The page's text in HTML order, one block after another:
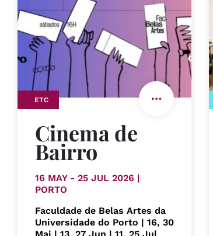
ETC
Cinema de
Bairro
16 MAY - 25 JUL 2026 |
PORTO
Faculdade de Belas Artes da
Universidade do Porto | 16, 30